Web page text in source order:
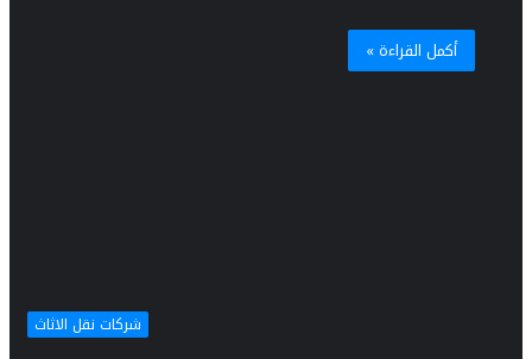
أكمل القراءة »
شركات نقل الاثاث